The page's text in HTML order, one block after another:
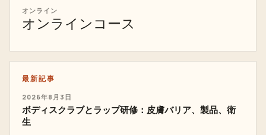
オンライン
オンラインコース
最新記事
2026年8月3日
ボディスクラブとラップ研修：皮膚バリア、製品、衛
生